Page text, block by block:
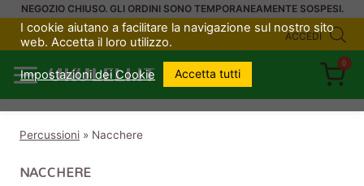
SaltaNEGOZIO CHIUSO. GLI ORDINI SONO TEMPORANEAMENTE SOSPESI.
ACCEDI
UKULELI.IT
0
Percussioni » Nacchere
NACCHERE
I cookie aiutano a facilitare la navigazione sul nostro sito
web. Accetta il loro utilizzo.
Impostazioni dei Cookie Accetta tutti